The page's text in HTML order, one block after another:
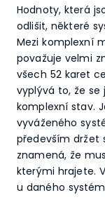
Hodnoty, která
odlišit, některé
Mezi komplexní
považuje velmi
všech 52 karet
vyplývá to, že
komplexní stav.
vyváženého
především držet
znamená, že
kterými hrajete.
u daného